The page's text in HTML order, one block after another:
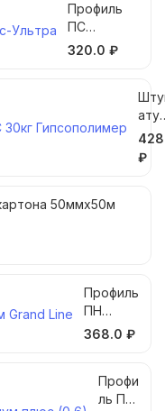
Профиль
ПC
50х40х300
320.0 ₽
а
₽
50ммх50м
Профиль
ПН
100х40х
Grand
Line
368.0 ₽
Профи
ль ПН